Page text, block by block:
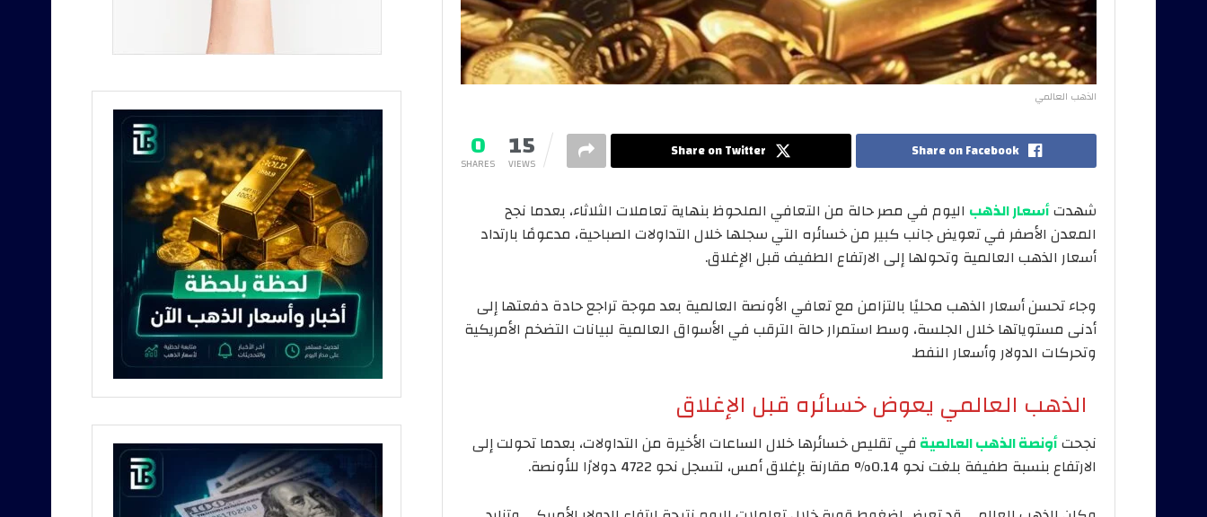
الذهب العالمي
0
SHARES 15
VIEWS
Share on Facebook
Share on Twitter
شهدتأسعار الذهب اليوم في مصر حالة من التعافي الملحوظ بنهاية تعاملات الثلاثاء، بعدما نجح
المعدن الأصفر في تعويض جانب كبير من خسائره التي سجلها خلال التداولات الصباحية، مدعومًا بارتداد
أسعار الذهب العالمية وتحولها إلى الارتفاع الطفيف قبل الإغلاق.
وجاء تحسن أسعار الذهب محليًا بالتزامن مع تعافي الأونصة العالمية بعد موجة تراجع حادة دفعتها إلى
أدنى مستوياتها خلال الجلسة، وسط استمرار حالة الترقب في الأسواق العالمية لبيانات التضخم الأمريكية
وتحركات الدولار وأسعار النفط.
الذهب العالمي يعوض خسائره قبل الإغلاق
نجحتأونصة الذهب العالمية في تقليص خسائرها خلال الساعات الأخيرة من التداولات، بعدما تحولت إلى
الارتفاع بنسبة طفيفة بلغت نحو 0.14% مقارنة بإغلاق أمس، لتسجل نحو 4722 دولارًا للأونصة.